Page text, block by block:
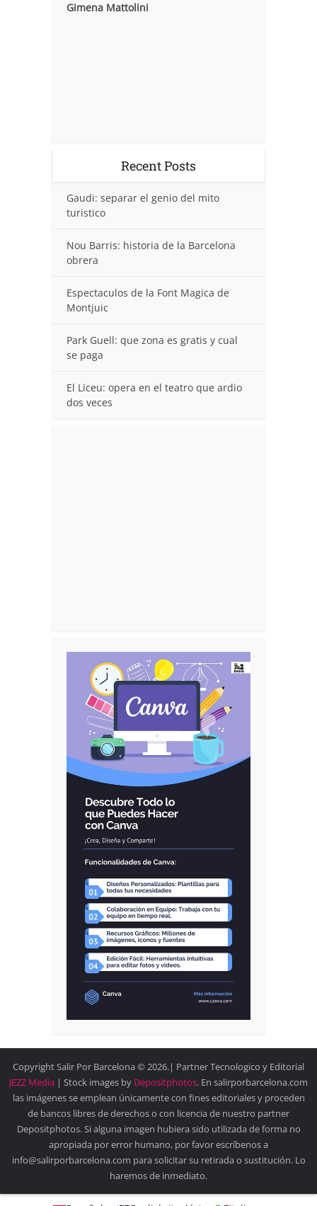
Gimena Mattolini
Recent Posts
Gaudi: separar el genio del mito
turistico
Nou Barris: historia de la Barcelona
obrera
Espectaculos de la Font Magica de
Montjuic
Park Guell: que zona es gratis y cual
se paga
El Liceu: opera en el teatro que ardio
dos veces
Copyright Salir Por Barcelona © 2026.| Partner Tecnologico y Editorial
JEZZ Media | Stock images by Depositphotos. En salirporbarcelona.com
las imágenes se emplean únicamente con fines editoriales y proceden
de bancos libres de derechos o con licencia de nuestro partner
Depositphotos. Si alguna imagen hubiera sido utilizada de forma no
apropiada por error humano, por favor escríbenos a
info@salirporbarcelona.com para solicitar su retirada o sustitución. Lo
haremos de inmediato.